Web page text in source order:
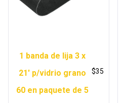
1 banda de lija 3 x
21′ p/vidrio grano
60 en paquete de 5
$35